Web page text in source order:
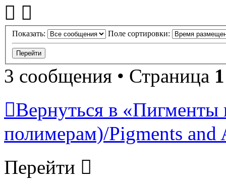
Показать: Поле сортировки:
3 сообщения • Страница 1
Вернуться в
полимерам)/Pigments and
Перейти